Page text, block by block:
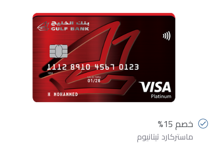
خصم 15%
ماستركارد تيتانيوم